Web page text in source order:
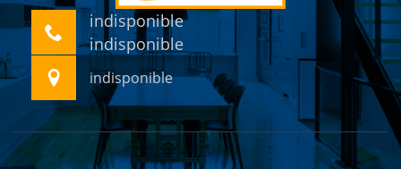
indisponible
indisponible
indisponible